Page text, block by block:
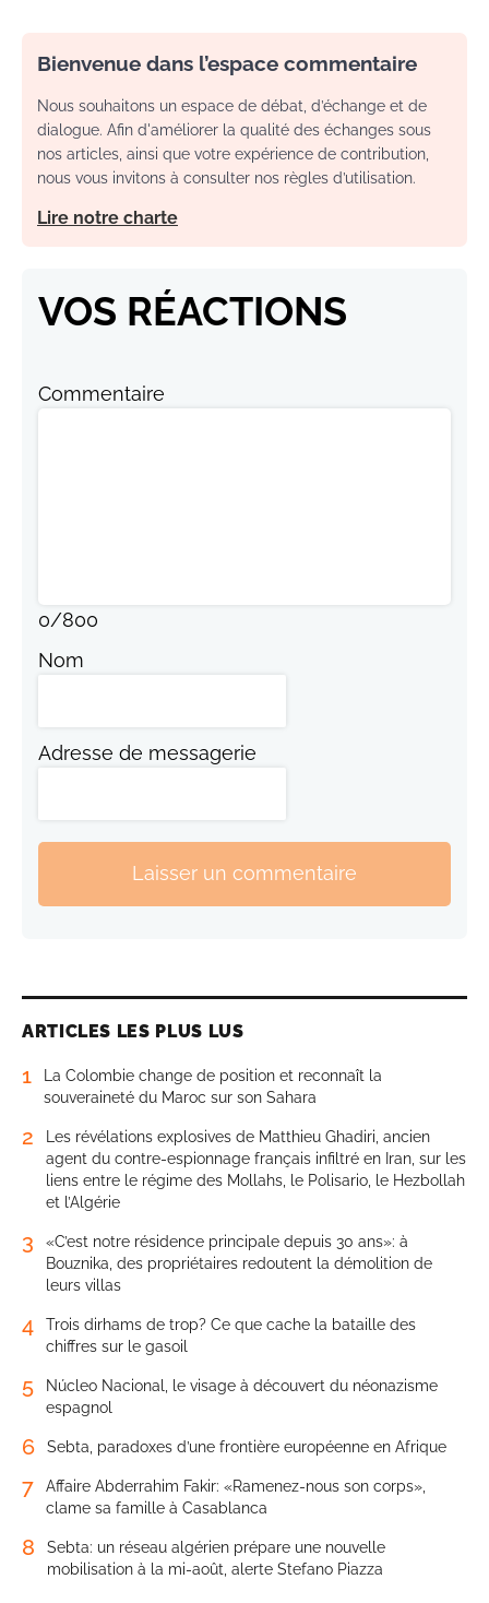
Bienvenue dans l’espace commentaire
Nous souhaitons un espace de débat, d’échange et de
dialogue. Afin d'améliorer la qualité des échanges sous
nos articles, ainsi que votre expérience de contribution,
nous vous invitons à consulter nos règles d’utilisation.
Lire notre charte
VOS RÉACTIONS
Commentaire
0/800
Nom
Adresse de messagerie
Laisser un commentaire
ARTICLES LES PLUS LUS
1
La Colombie change de position et reconnaît la
souveraineté du Maroc sur son Sahara
2
Les révélations explosives de Matthieu Ghadiri, ancien
agent du contre-espionnage français infiltré en Iran, sur les
liens entre le régime des Mollahs, le Polisario, le Hezbollah
et l’Algérie
3
«C’est notre résidence principale depuis 30 ans»: à
Bouznika, des propriétaires redoutent la démolition de
leurs villas
4
Trois dirhams de trop? Ce que cache la bataille des
chiffres sur le gasoil
5
Núcleo Nacional, le visage à découvert du néonazisme
espagnol
6 Sebta, paradoxes d’une frontière européenne en Afrique
7
Affaire Abderrahim Fakir: «Ramenez-nous son corps»,
clame sa famille à Casablanca
8
Sebta: un réseau algérien prépare une nouvelle
mobilisation à la mi-août, alerte Stefano Piazza